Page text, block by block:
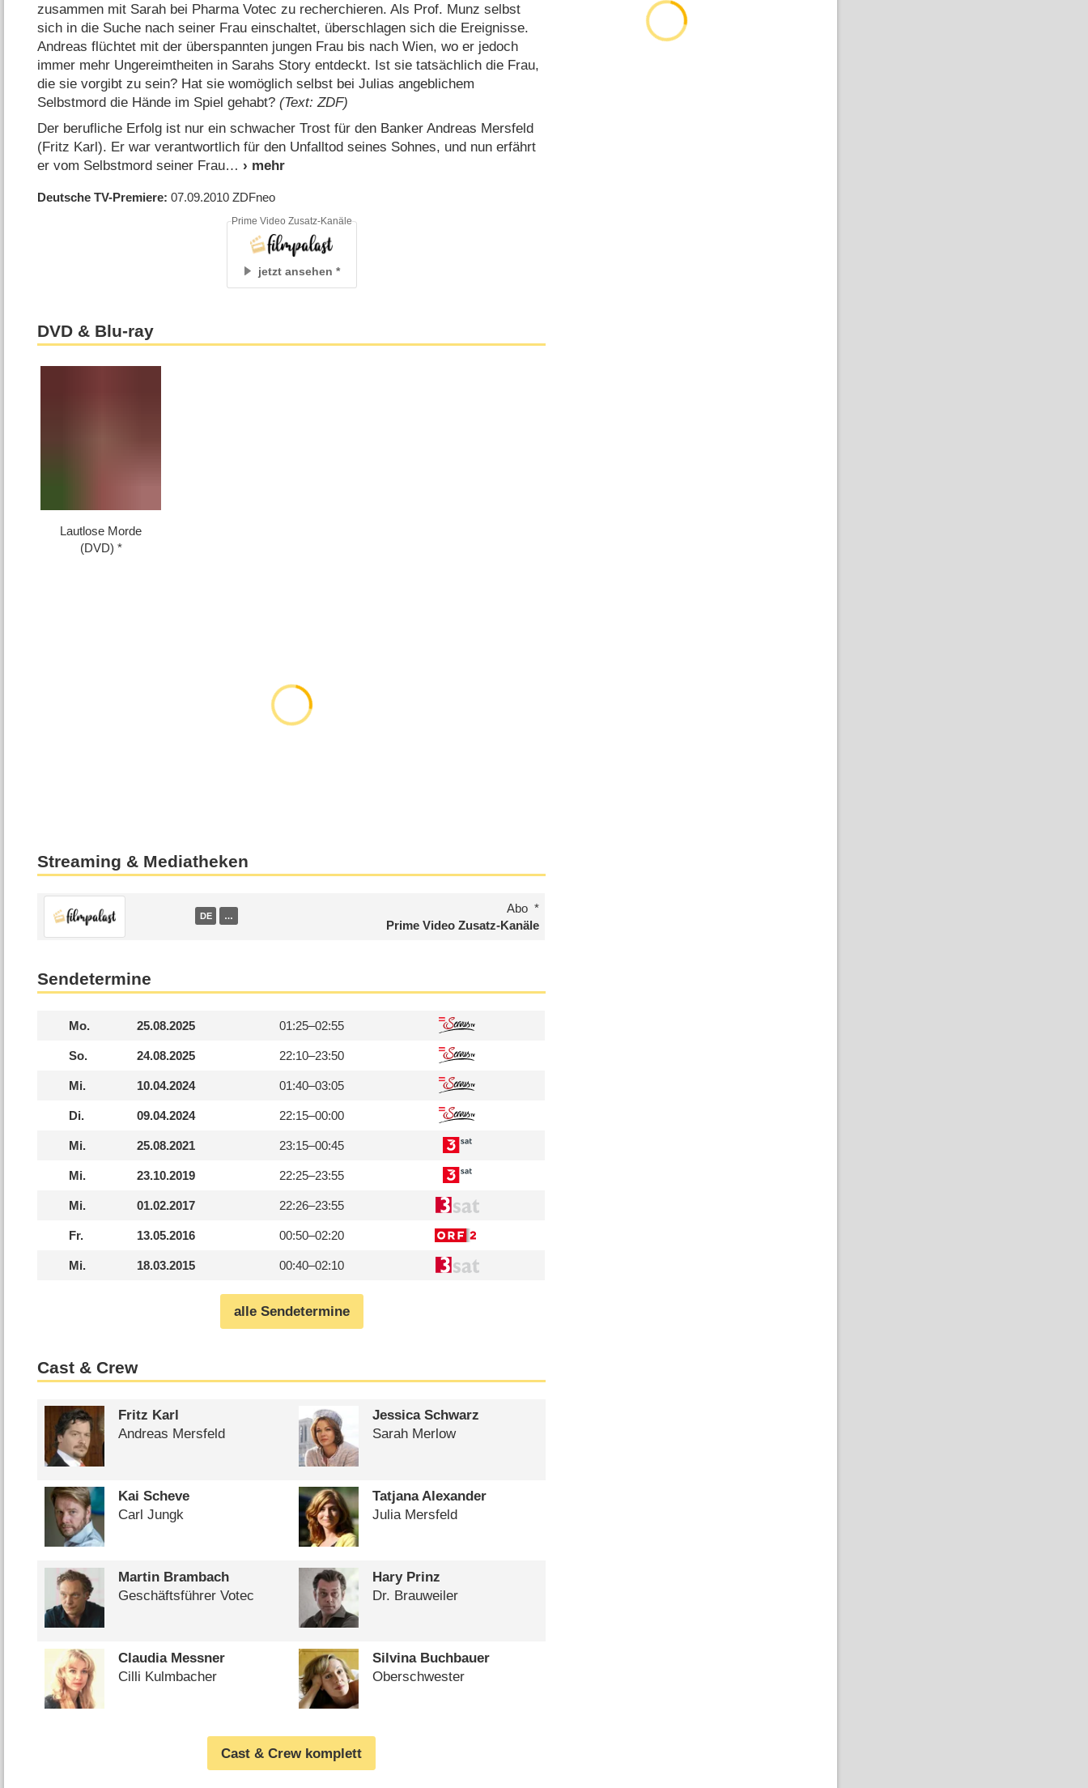
zusammen mit Sarah bei Pharma Votec zu recherchieren. Als Prof. Munz selbst
sich in die Suche nach seiner Frau einschaltet, überschlagen sich die Ereignisse.
Andreas flüchtet mit der überspannten jungen Frau bis nach Wien, wo er jedoch
immer mehr Ungereimtheiten in Sarahs Story entdeckt. Ist sie tatsächlich die Frau,
die sie vorgibt zu sein? Hat sie womöglich selbst bei Julias angeblichem
Selbstmord die Hände im Spiel gehabt?(Text: ZDF)
Der berufliche Erfolg ist nur ein schwacher Trost für den Banker Andreas Mersfeld
(Fritz Karl). Er war verantwortlich für den Unfalltod seines Sohnes, und nun erfährt
er vom Selbstmord seiner Frau
Deutsche TV-Premiere 07.09.2010 ZDFneo
jetzt ansehen
Prime Video Zusatz-Kanäle
DVD & Blu-ray
Lautlose Morde
(DVD)
Streaming & Mediatheken
DE …
Abo
Prime Video Zusatz-Kanäle
Sendetermine
Mo. 25.08.2025 01:25–02:55
So. 24.08.2025 22:10–23:50
Mi. 10.04.2024 01:40–03:05
Di. 09.04.2024 22:15–00:00
Mi. 25.08.2021 23:15–00:45
Mi. 23.10.2019 22:25–23:55
Mi. 01.02.2017 22:26–23:55
Fr. 13.05.2016 00:50–02:20
Mi. 18.03.2015 00:40–02:10
alle Sendetermine
Cast & Crew
Fritz Karl
Andreas Mersfeld
Jessica Schwarz
Sarah Merlow
Kai Scheve
Carl Jungk
Tatjana Alexander
Julia Mersfeld
Martin Brambach
Geschäftsführer Votec
Hary Prinz
Dr. Brauweiler
Claudia Messner
Cilli Kulmbacher
Silvina Buchbauer
Oberschwester
Cast & Crew komplett